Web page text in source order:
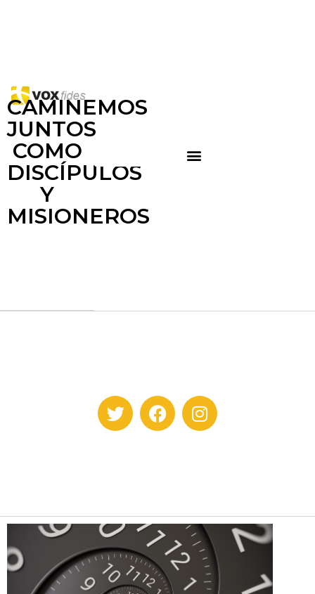
CAMINEMOS
JUNTOS
COMO
DISCÍPULOS
Y
MISIONEROS